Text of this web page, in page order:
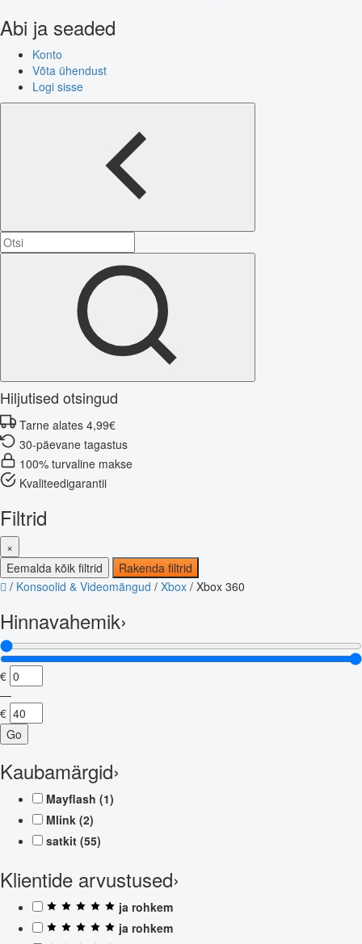
Abi ja seaded
Konto
Võta ühendust
Logi sisse
Hiljutised otsingud
Tarne alates 4,99€
30-päevane tagastus
100% turvaline makse
Kvaliteedigarantii
Filtrid
×
Eemalda kõik filtrid
Rakenda filtrid
/ Konsoolid & Videomängud / Xbox / Xbox 360
Hinnavahemik›
€
—
€
Go
Kaubamärgid›
Mayflash (1)
Mlink (2)
satkit (55)
Klientide arvustused›
ja rohkem
ja rohkem